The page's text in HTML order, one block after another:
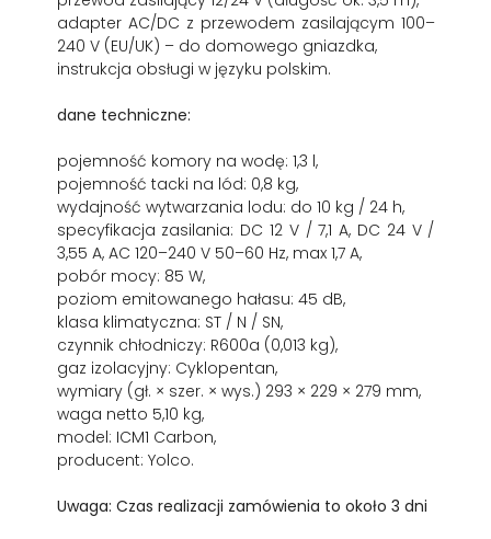
adapter AC/DC z przewodem zasilającym 100–
240 V (EU/UK) – do domowego gniazdka,
instrukcja obsługi w języku polskim.
dane techniczne:
pojemność komory na wodę: 1,3 l,
pojemność tacki na lód: 0,8 kg,
wydajność wytwarzania lodu: do 10 kg / 24 h,
specyfikacja zasilania: DC 12 V / 7,1 A, DC 24 V /
3,55 A, AC 120–240 V 50–60 Hz, max 1,7 A,
pobór mocy: 85 W,
poziom emitowanego hałasu: 45 dB,
klasa klimatyczna: ST / N / SN,
czynnik chłodniczy: R600a (0,013 kg),
gaz izolacyjny: Cyklopentan,
wymiary (gł. × szer. × wys.) 293 × 229 × 279 mm,
waga netto 5,10 kg,
model: ICM1 Carbon,
producent: Yolco.
Uwaga: Czas realizacji zamówienia to około 3 dni